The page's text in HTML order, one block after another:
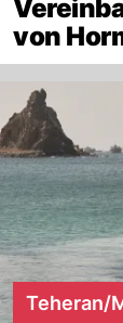
von
Teheran/